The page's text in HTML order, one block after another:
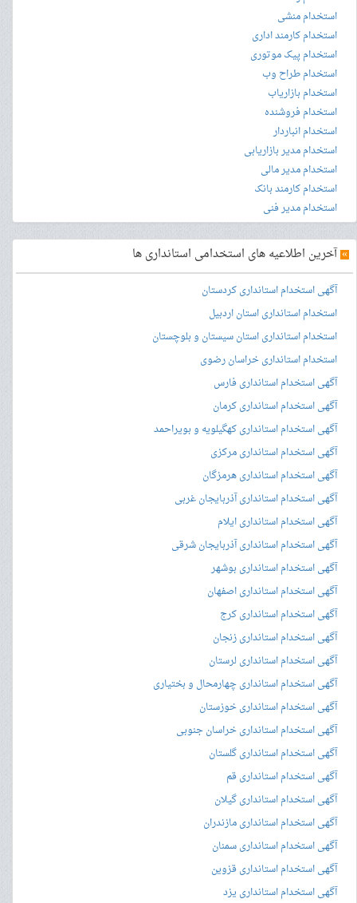
استخدام منشی
استخدام کارمند اداری
استخدام پیک موتوری
استخدام طراح وب
استخدام بازاریاب
استخدام فروشنده
استخدام انباردار
استخدام مدیر بازاریابی
استخدام مدیر مالی
استخدام کارمند بانک
استخدام مدیر فنی
»آخرین اطلاعیه های استخدامی استانداری ها
آگهی استخدام استانداری کردستان
استخدام استانداری استان اردبیل
استخدام استانداری استان سیستان و بلوچستان
استخدام استانداری خراسان رضوی
آگهی استخدام استانداری فارس
آگهی استخدام استانداری کرمان
آگهی استخدام استانداری کهگیلویه و بویراحمد
آگهی استخدام استانداری مرکزی
آگهی استخدام استانداری هرمزگان
آگهی استخدام استانداری آذربایجان غربی
آگهی استخدام استانداری ایلام
آگهی استخدام استانداری آذربایجان شرقی
آگهی استخدام استانداری بوشهر
آگهی استخدام استانداری اصفهان
آگهی استخدام استانداری کرج
آگهی استخدام استانداری زنجان
آگهی استخدام استانداری لرستان
آگهی استخدام استانداری چهارمحال و بختیاری
آگهی استخدام استانداری خوزستان
آگهی استخدام استانداری خراسان جنوبی
آگهی استخدام استانداری گلستان
آگهی استخدام استانداری قم
آگهی استخدام استانداری گیلان
آگهی استخدام استانداری مازندران
آگهی استخدام استانداری سمنان
آگهی استخدام استانداری قزوین
آگهی استخدام استانداری یزد